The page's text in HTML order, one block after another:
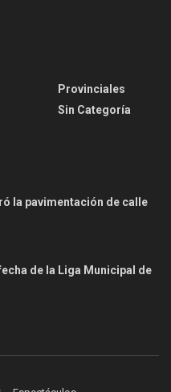
Provinciales
Sin Categoría
la pavimentación de calle
de la Liga Municipal de